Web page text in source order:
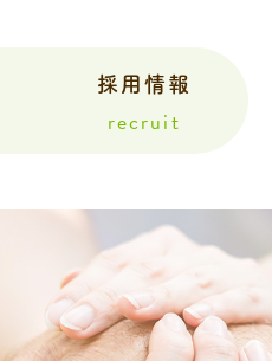
採用情報
recruit